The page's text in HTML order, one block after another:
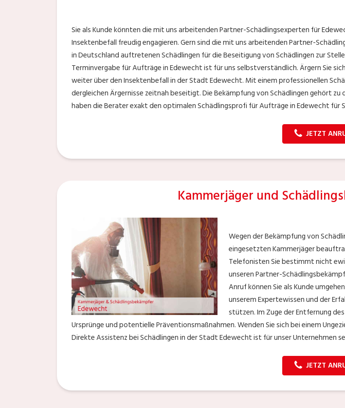
Sie als Kunde könnten die mit uns arbeitenden Partner-Schädlingsexperten für
Insektenbefall freudig engagieren. Gern sind die mit uns arbeitenden Partner-
in Deutschland auftretenen Schädlingen für die Beseitigung von Schädlingen zur
Terminvergabe für Aufträge in Edewecht ist für uns selbstverständlich. Ärgern Sie
weiter über den Insektenbefall in der Stadt Edewecht. Mit einem professionellen
dergleichen Ärgernisse zeitnah beseitigt. Die Bekämpfung von Schädlingen gehört zu
haben die Berater exakt den optimalen Schädlingsprofi für Aufträge in Edewecht für
JETZT
Kammerjäger und
Wegen der Bekämpfung von
eingesetzten Kammerjäger
Telefonisten Sie bestimmt nicht
unseren Partner-
Anruf können Sie als Kunde
unserem Expertewissen und der
stützen. Im Zuge der Entfernung
Ursprünge und potentielle Präventionsmaßnahmen. Wenden Sie sich bei einem
Direkte Assistenz bei Schädlingen in der Stadt Edewecht ist für unser Unternehmen
JETZT